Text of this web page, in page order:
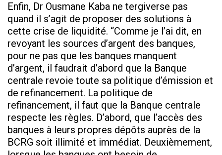
Enfin, Dr Ousmane Kaba ne tergiverse pas
quand il s’agit de proposer des solutions à
cette crise de liquidité. “Comme je l’ai dit, en
revoyant les sources d’argent des banques,
pour ne pas que les banques manquent
d’argent, il faudrait d’abord que la Banque
centrale revoie toute sa politique d’émission et
de refinancement. La politique de
refinancement, il faut que la Banque centrale
respecte les règles. D’abord, que l’accès des
banques à leurs propres dépôts auprès de la
BCRG soit illimité et immédiat. Deuxièmement,